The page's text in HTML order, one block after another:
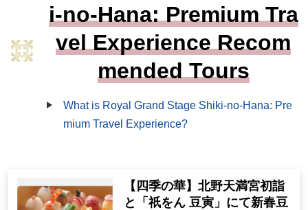
i-no-Hana: Premium Tra
vel Experience Recom
mended Tours
What is Royal Grand Stage Shiki-no-Hana: Pre
mium Travel Experience?
【四季の華】北野天満宮初詣
と「祇をん 豆寅」にて新春豆